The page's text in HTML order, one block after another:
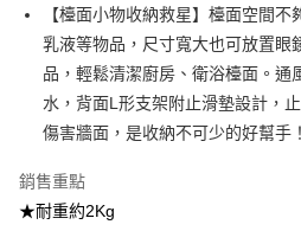
2.透過簡訊連結打開帳單後，可選擇「超商
帳／街口支付／iPASS MONEY」等通路繳
【注意事項】
1.本服務係由「台灣大哥大股份有限公司
用戶於交易時，得透過本服務購買商品或
2.基於同意付款使用「大哥付你分期」之契
資料（包含姓名、電話或地址）提供予台
由本公司與您本人進行分期帳單所需資料之
7-11取貨付款
每筆NT$100，滿NT$499(含以上)免
付款後7-11取貨
每筆NT$100，滿NT$499(含以上)免運
宅配【父親節大回饋】限時$299免運
每筆NT$150，滿NT$299(含以上)免運
【檯面小物收納救星】檯面空間不
乳液等物品，尺寸寬大也可放置眼
品，輕鬆清潔廚房、衛浴檯面。通
水，背面L形支架附止滑墊設計，
傷害牆面，是收納不可少的好幫手！
銷售重點
★耐重約2Kg